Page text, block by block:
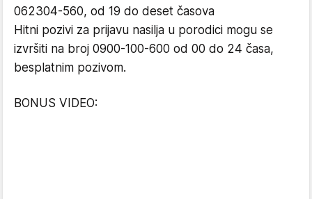
062304-560, od 19 do deset časova
Hitni pozivi za prijavu nasilja u porodici mogu se
izvršiti na broj 0900-100-600 od 00 do 24 časa,
besplatnim pozivom.
BONUS VIDEO: